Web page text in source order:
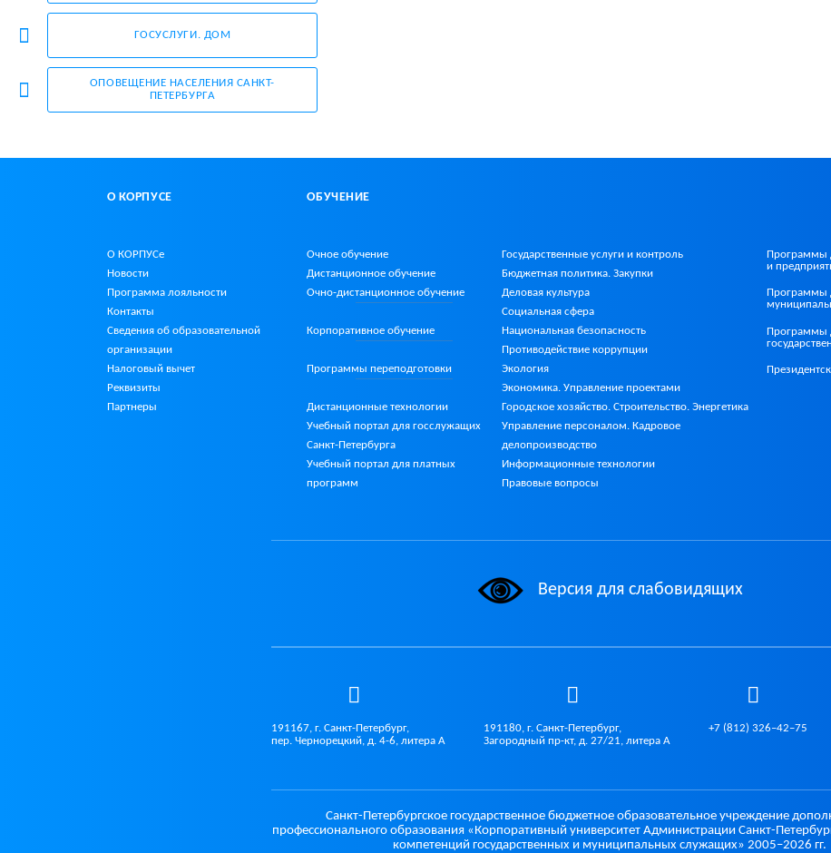
ГОСУСЛУГИ. ДОМ
ОПОВЕЩЕНИЕ НАСЕЛЕНИЯ САНКТ-
ПЕТЕРБУРГА
О КОРПУСЕ
О КОРПУСе
Новости
Программа лояльности
Контакты
Сведения об образовательной
организации
Налоговый вычет
Реквизиты
Партнеры
ОБУЧЕНИЕ
Очное обучение
Дистанционное обучение
Очно-дистанционное обучение
Корпоративное обучение
Программы переподготовки
Дистанционные технологии
Учебный портал для госслужащих
Санкт-Петербурга
Учебный портал для платных
программ
Государственные услуги и контроль
Бюджетная политика. Закупки
Деловая культура
Социальная сфера
Национальная безопасность
Противодействие коррупции
Экология
Экономика. Управление проектами
Городское хозяйство. Строительство. Энергетика
Управление персоналом. Кадровое
делопроизводство
Информационные технологии
Правовые вопросы
Программы
и
Программы
Программы
Версия для слабовидящих
191167, г. Санкт-Петербург,
пер. Чернорецкий, д. 4-6, литера А
191180, г. Санкт-Петербург,
Загородный пр-кт, д. 27/21, литера А
+7 (812) 326–42–75
Санкт-Петербургское государственное бюджетное образовательное учреждение
профессионального образования «Корпоративный университет Администрации Санкт-
компетенций государственных и муниципальных служащих» 2005–2026 гг.